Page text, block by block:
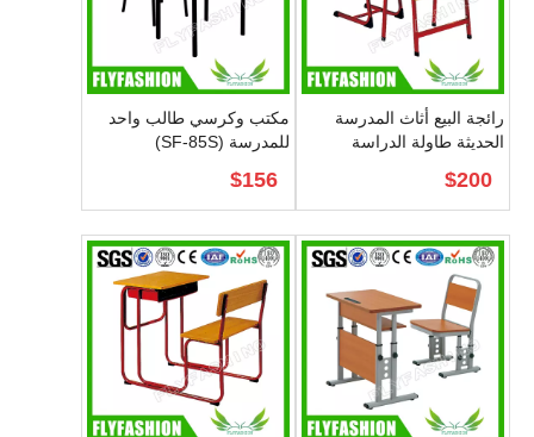
رائجة البيع أثاث المدرسة
الحديثة طاولة الدراسة
$200
مكتب وكرسي طالب واحد
للمدرسة (SF-85S)
$156